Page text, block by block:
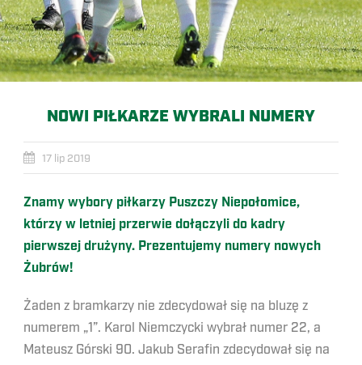
NOWI PIŁKARZE WYBRALI NUMERY
17 lip 2019
Znamy wybory piłkarzy Puszczy Niepołomice,
którzy w letniej przerwie dołączyli do kadry
pierwszej drużyny. Prezentujemy numery nowych
Żubrów!
Żaden z bramkarzy nie zdecydował się na bluzę z
numerem „1”. Karol Niemczycki wybrał numer 22, a
Mateusz Górski 90. Jakub Serafin zdecydował się na